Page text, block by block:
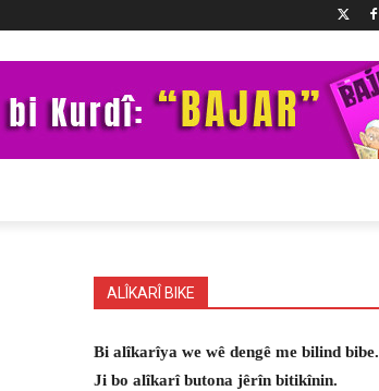
ALÎKARÎ BIKE
Bi alîkarîya we wê dengê me bilind bibe.
Ji bo alîkarî butona jêrîn bitikînin.